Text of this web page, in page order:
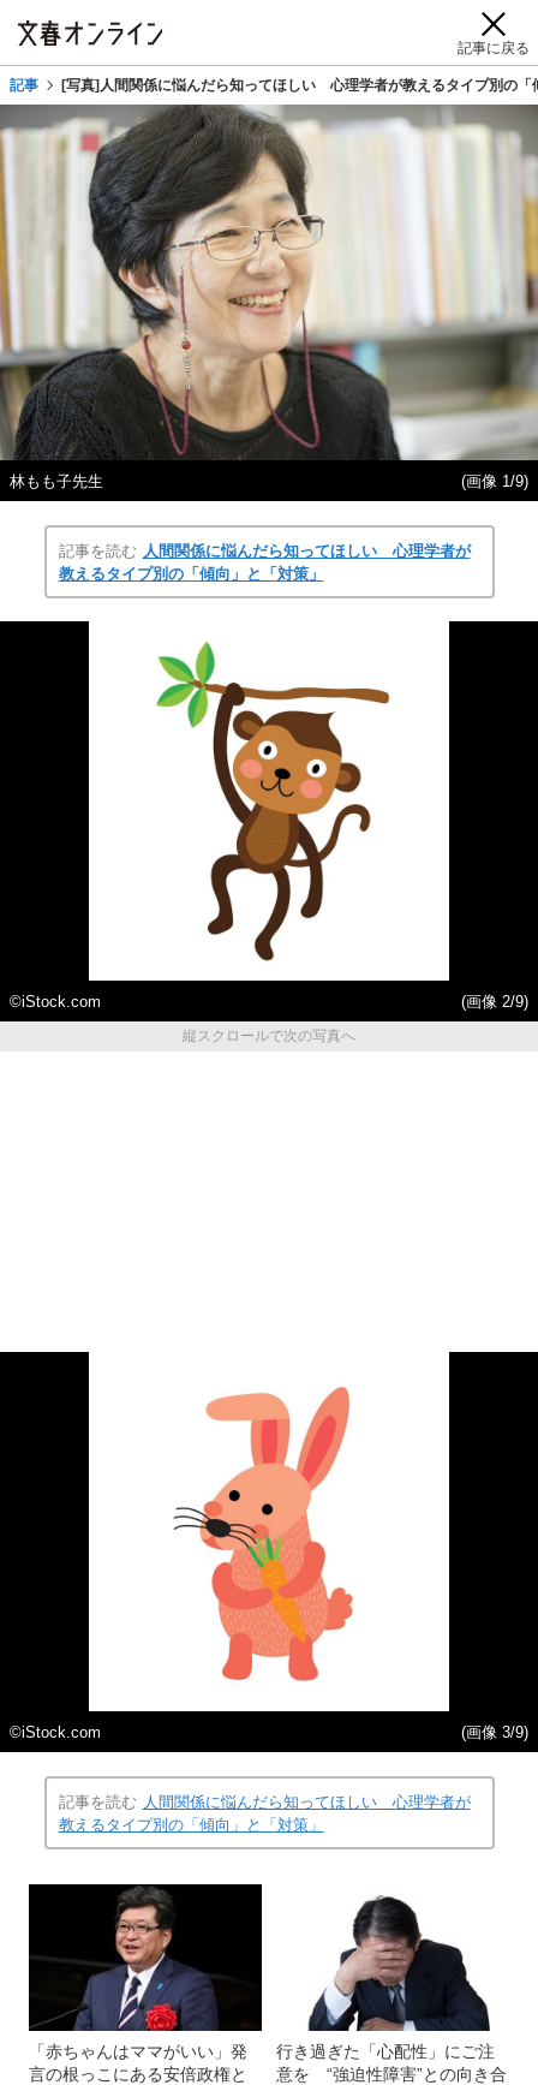
記事に戻る
記事 [写真]人間関係に悩んだら知ってほしい 心理学者が教えるタイプ別の「
林もも子先生 (画像 1/9)
記事を読む 人間関係に悩んだら知ってほしい 心理学者が
教えるタイプ別の「傾向」と「対策」
©iStock.com
(画像 2/9)
縦スクロールで次の写真へ
©iStock.com (画像 3/9)
記事を読む 人間関係に悩んだら知ってほしい 心理学者が
教えるタイプ別の「傾向」と「対策」
「赤ちゃんはママがいい」発
言の根っこにある安倍政権と
行き過ぎた「心配性」にご注
意を “強迫性障害”との向き合